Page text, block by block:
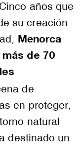
años que
su creación
Menorca
más de 70
de
en proteger,
natural
destinado un